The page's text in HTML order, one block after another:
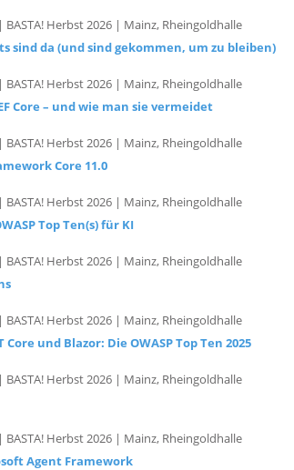
Herbst 2026 | Mainz, Rheingoldhalle
sind da (und sind gekommen, um zu bleiben)
Herbst 2026 | Mainz, Rheingoldhalle
Core – und wie man sie vermeidet
Herbst 2026 | Mainz, Rheingoldhalle
Core 11.0
Herbst 2026 | Mainz, Rheingoldhalle
Top Ten(s) für KI
Herbst 2026 | Mainz, Rheingoldhalle
Herbst 2026 | Mainz, Rheingoldhalle
Core und Blazor: Die OWASP Top Ten 2025
Herbst 2026 | Mainz, Rheingoldhalle
Herbst 2026 | Mainz, Rheingoldhalle
Agent Framework